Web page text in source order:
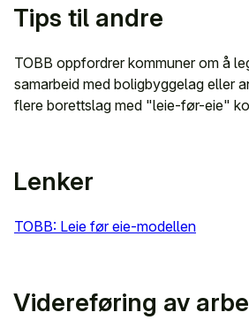
Tips til andre
TOBB oppfordrer kommuner om å
samarbeid med boligbyggelag eller
flere borettslag med "leie-før-eie"
Lenker
TOBB: Leie før eie-modellen
Videreføring av